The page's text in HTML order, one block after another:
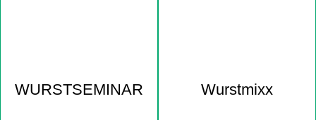
WURST­SEMINAR Wurstmixx